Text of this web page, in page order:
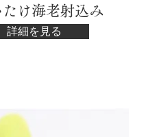
け海老射込み
詳細を見る